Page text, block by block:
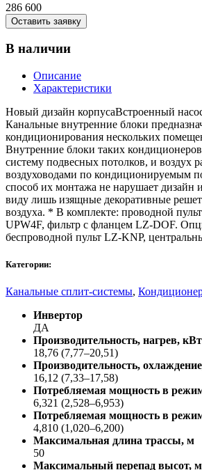
286 600
Оставить заявку
В наличии
Описание
Характеристики
Новый дизайн корпусаВстроенный
Канальные внутренние блоки
кондиционирования нескольких
Внутренние блоки таких
систему подвесных потолков, и воздух
воздуховодами по кондиционируемым
способ их монтажа не нарушает дизайн
виду лишь изящные декоративные
воздуха. * В комплекте: проводной
UPW4F, фильтр с фланцем LZ-DOF.
беспроводной пульт LZ-KNP,
Категории:
Канальные сплит-системы,
Инвертор
ДА
Производительность, нагрев, кВт
18,76 (7,77–20,51)
Производительность,
16,12 (7,33–17,58)
Потребляемая мощность в
6,321 (2,528–6,953)
Потребляемая мощность в
4,810 (1,020–6,200)
Максимальная длина трассы, м
50
Максимальный перепад высот, м